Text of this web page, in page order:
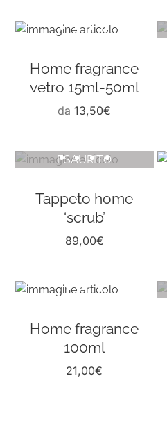
Home fragrance
vetro 15ml-50ml
da13,50€
ESAURITO
Tappeto home
‘scrub’
89,00€
Home fragrance
100ml
21,00€